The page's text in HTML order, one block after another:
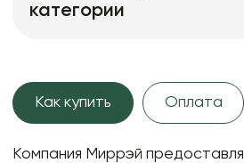
категории
Как купить Оплата
Компания Миррэй